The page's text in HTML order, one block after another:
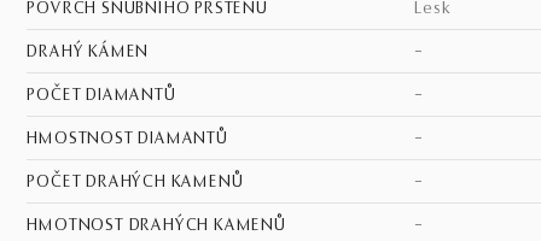
POVRCH SNUBNÍHO PRSTENU lesk
DRAHÝ KÁMEN –
POČET DIAMANTŮ –
HMOSTNOST DIAMANTŮ –
POČET DRAHÝCH KAMENŮ –
HMOTNOST DRAHÝCH KAMENŮ –